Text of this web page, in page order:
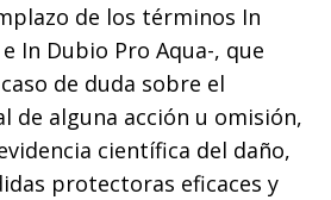
de los términos In
In Dubio Pro Aqua-, que
de duda sobre el
de alguna acción u omisión,
científica del daño,
protectoras eficaces y